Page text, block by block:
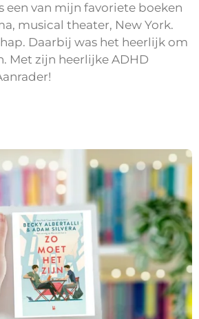
een van mijn favoriete boeken
musical theater, New York.
Daarbij was het heerlijk om
Met zijn heerlijke ADHD